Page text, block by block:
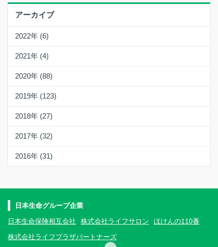
アーカイブ
2022年 (6)
2021年 (4)
2020年 (88)
2019年 (123)
2018年 (27)
2017年 (32)
2016年 (31)
日本生命グループ企業
日本生命保険相互会社
株式会社ライフサロン
ほけんの110番
株式会社ライフプラザパートナーズ